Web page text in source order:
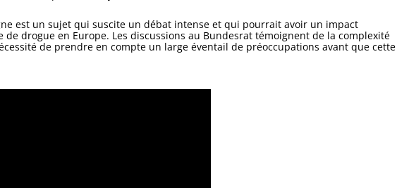
est un sujet qui suscite un débat intense et qui pourrait avoir un impact
drogue en Europe. Les discussions au Bundesrat témoignent de la complexité
de prendre en compte un large éventail de préoccupations avant que cette